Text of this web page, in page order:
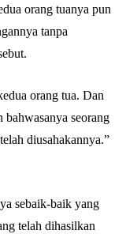
orang tuanya pun
tanpa
orang tua. Dan
seorang
diusahakannya.”
telah dihasilkan